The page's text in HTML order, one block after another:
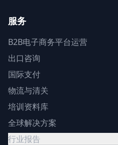
服务
B2B电子商务平台运营
出口咨询
国际支付
物流与清关
培训资料库
全球解决方案
行业报告